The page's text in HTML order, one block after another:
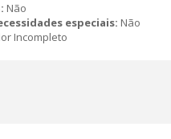
Não
especiais: Não
Incompleto